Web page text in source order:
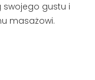
swojego gustu i
masażowi.